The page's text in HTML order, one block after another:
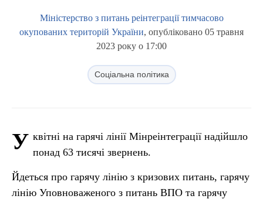
Міністерство з питань реінтеграції тимчасово
окупованих територій України, опубліковано 05 травня
2023 року о 17:00
Соціальна політика
У квітні на гарячі лінії Мінреінтеграції надійшло
понад 63 тисячі звернень.
Йдеться про гарячу лінію з кризових питань, гарячу
лінію Уповноваженого з питань ВПО та гарячу